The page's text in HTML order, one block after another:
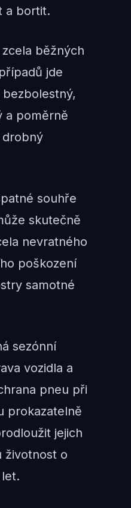
a bortit.
běžných
jde
a poměrně
drobný
souhře
skutečně
nevratného
poškození
samotné
sezónní
vozidla a
pneu při
prokazatelně
jejich
životnost o